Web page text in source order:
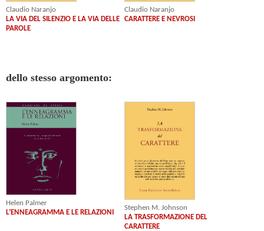
Claudio Naranjo
LA VIA DEL SILENZIO E LA VIA DELLE
PAROLE
Claudio Naranjo
CARATTERE E NEVROSI
dello stesso argomento:
Helen Palmer
L’ENNEAGRAMMA E LE RELAZIONI
Stephen M. Johnson
LA TRASFORMAZIONE DEL
CARATTERE